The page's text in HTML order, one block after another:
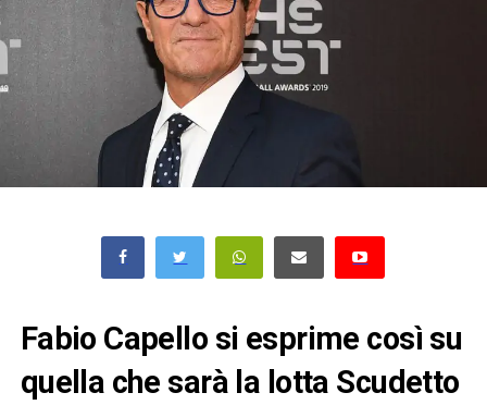
Fabio Capello si esprime così su
quella che sarà la lotta Scudetto